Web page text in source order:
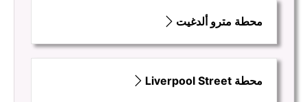
محطة مترو ألدغيت
محطة Liverpool Street